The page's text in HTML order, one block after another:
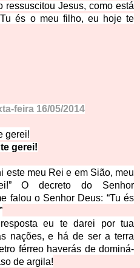
ressuscitou Jesus, como está
és o meu filho, eu hoje te
feira 16/05/2014
gerei!
gerei!
este meu Rei e em Sião, meu
O decreto do Senhor
falou o Senhor Deus: “Tu és
eu te darei por tua
nações, e há de ser a terra
férreo haverás de dominá-
de argila!